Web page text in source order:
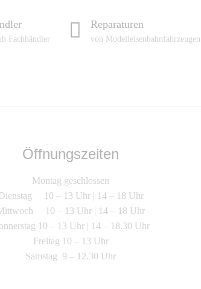
Fachhändler
Reparaturen
von Modelleisenbahnfahrzeugen
Öffnungszeiten
Montag geschlossen
10 – 13 Uhr | 14 – 18 Uhr
10 – 13 Uhr | 14 – 18 Uhr
10 – 13 Uhr | 14 – 18.30 Uhr
Freitag 10 – 13 Uhr
Samstag 9 – 12.30 Uhr